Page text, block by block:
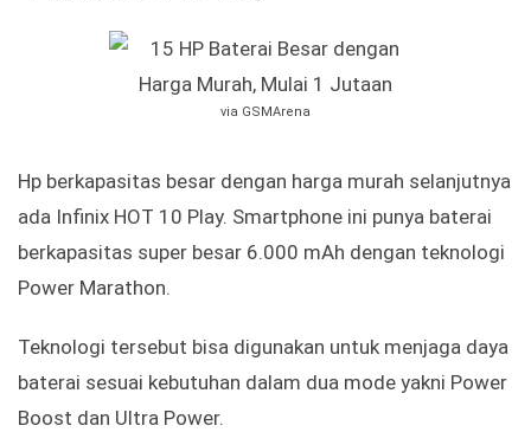
via GSMArena
Hp berkapasitas besar dengan harga murah selanjutnya
ada Infinix HOT 10 Play. Smartphone ini punya baterai
berkapasitas super besar 6.000 mAh dengan teknologi
Power Marathon.
Teknologi tersebut bisa digunakan untuk menjaga daya
baterai sesuai kebutuhan dalam dua mode yakni Power
Boost dan Ultra Power.